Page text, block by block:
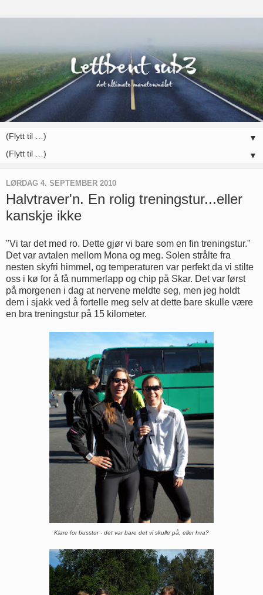
▼
▼
LØRDAG 4. SEPTEMBER 2010
Halvtraver'n. En rolig treningstur...eller
kanskje ikke
"Vi tar det med ro. Dette gjør vi bare som en fin treningstur."
Det var avtalen mellom Mona og meg. Solen strålte fra
nesten skyfri himmel, og temperaturen var perfekt da vi stilte
oss i kø for å få nummerlapp og chip på Skar. Det var først
på morgenen i dag at nervene meldte seg, men jeg holdt
dem i sjakk ved å fortelle meg selv at dette bare skulle være
en bra treningstur på 15 kilometer.
Klare for busstur - det var bare det vi skulle på, eller hva?